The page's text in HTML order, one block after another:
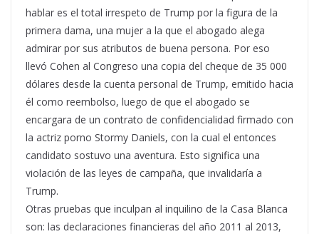
hablar es el total irrespeto de Trump por la figura de la
primera dama, una mujer a la que el abogado alega
admirar por sus atributos de buena persona. Por eso
llevó Cohen al Congreso una copia del cheque de 35 000
dólares desde la cuenta personal de Trump, emitido hacia
él como reembolso, luego de que el abogado se
encargara de un contrato de confidencialidad firmado con
la actriz porno Stormy Daniels, con la cual el entonces
candidato sostuvo una aventura. Esto significa una
violación de las leyes de campaña, que invalidaría a
Trump.
Otras pruebas que inculpan al inquilino de la Casa Blanca
son: las declaraciones financieras del año 2011 al 2013,